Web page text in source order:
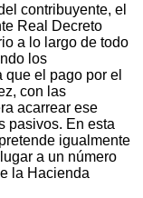
contribuyente, el
Real Decreto
a lo largo de todo
los
el pago por el
con las
acarrear ese
pasivos. En esta
igualmente
a un número
la Hacienda